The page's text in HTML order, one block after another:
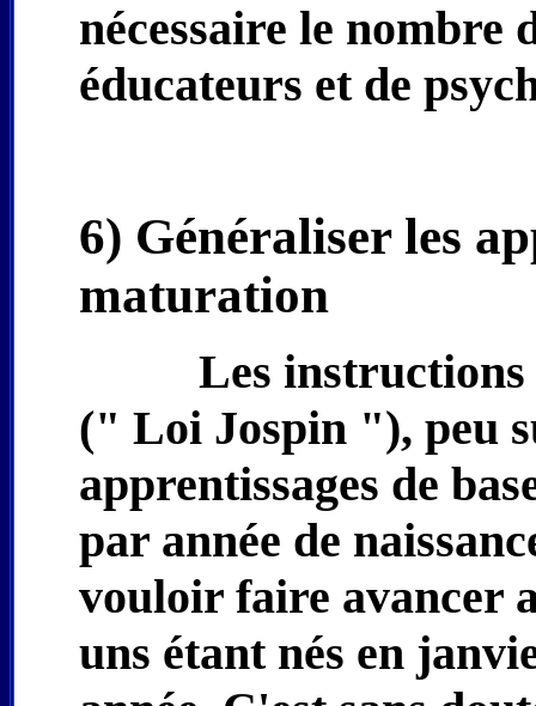
nécessaire le nombre
éducateurs et de
6) Généraliser les
maturation
Les
(" Loi Jospin "), peu
apprentissages de
par année de
vouloir faire avancer
uns étant nés en